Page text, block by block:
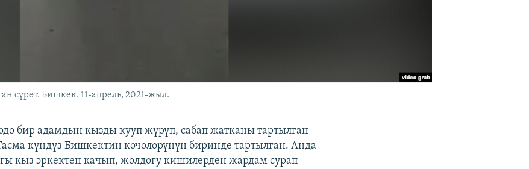
сүрөт. Бишкек. 11-апрель, 2021-жыл.
бир адамдын кызды кууп жүрүп, сабап жатканы тартылган
күндүз Бишкектин көчөлөрүнүн биринде тартылган. Анда
кыз эркектен качып, жолдогу кишилерден жардам сурап